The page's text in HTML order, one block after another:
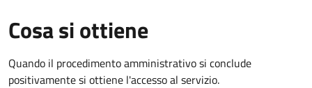
Cosa si ottiene
Quando il procedimento amministrativo si conclude
positivamente si ottiene l'accesso al servizio.